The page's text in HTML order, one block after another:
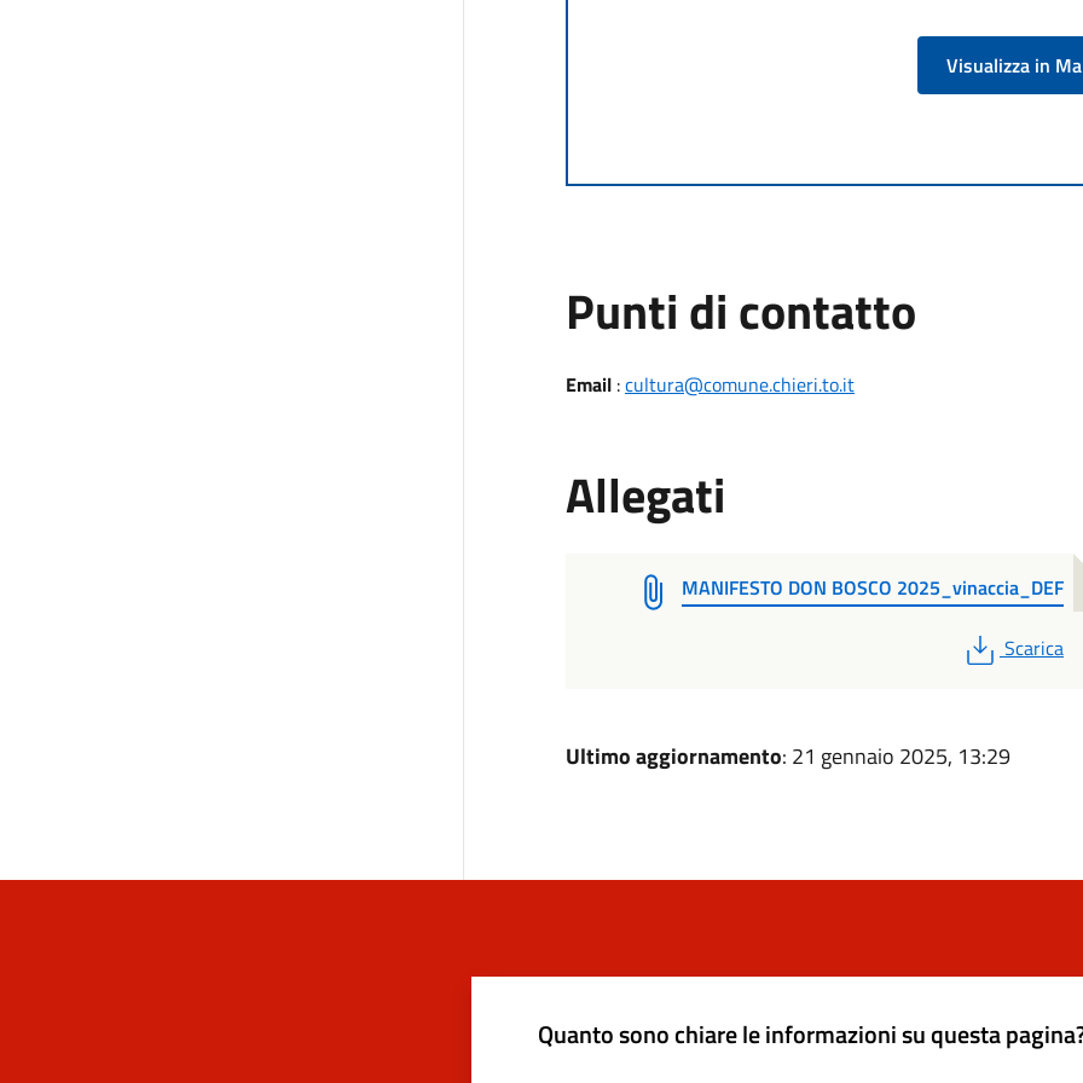
Visualizza in
Punti di contatto
Email:cultura@comune.chieri.to.it
Allegati
MANIFESTO DON BOSCO 2025_vinaccia_DEF
PDF
Scarica
Ultimo aggiornamento: 21 gennaio 2025, 13:29
Quanto sono chiare le informazioni su questa